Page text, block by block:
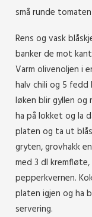
små runde tomaten
Rens og vask
banker de mot
Varm olivenoljen i
halv chili og 5
løken blir gyllen og
ha på lokket og la
platen og ta ut
gryten, grovhakk
med 3 dl
pepperkvernen.
platen igjen og ha
servering.